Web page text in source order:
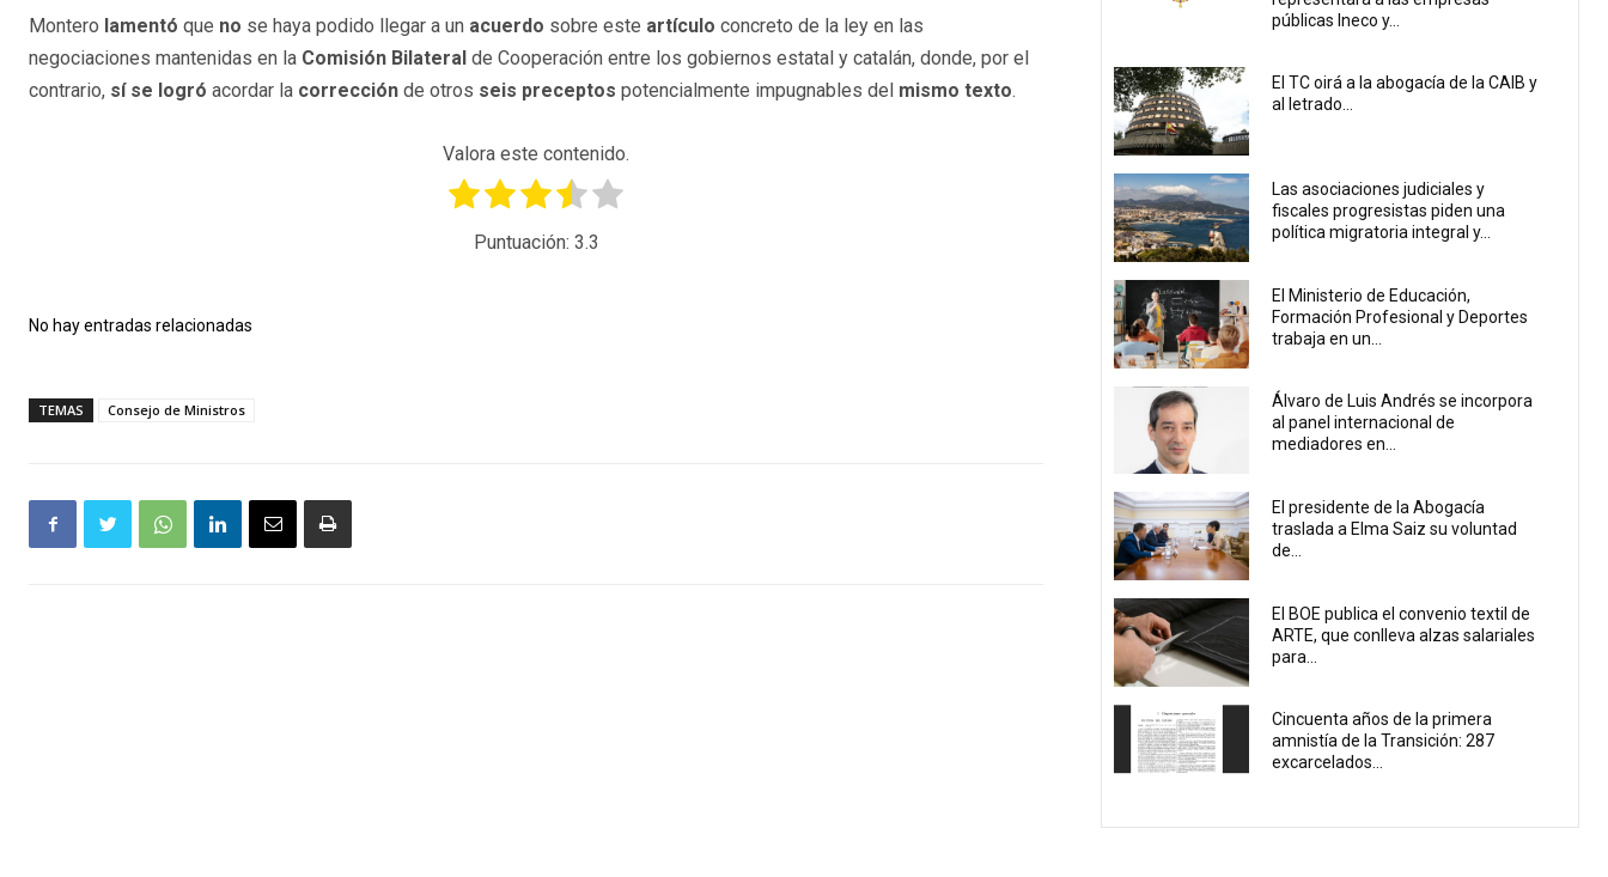
Montero lamentó que no se haya podido llegar a un acuerdo sobre este artículo concreto de la ley en las
negociaciones mantenidas en la Comisión Bilateral de Cooperación entre los gobiernos estatal y catalán, donde, por el
contrario, sí se logró acordar la corrección de otros seis preceptos potencialmente impugnables del mismo texto.
Valora este contenido.
Puntuación: 3.3
No hay entradas relacionadas
TEMAS Consejo de Ministros
públicas Ineco y...
El TC oirá a la abogacía de la CAIB y
al letrado...
Las asociaciones judiciales y
fiscales progresistas piden una
política migratoria integral y...
El Ministerio de Educación,
Formación Profesional y Deportes
trabaja en un...
Álvaro de Luis Andrés se incorpora
al panel internacional de
mediadores en...
El presidente de la Abogacía
traslada a Elma Saiz su voluntad
de...
El BOE publica el convenio textil de
ARTE, que conlleva alzas salariales
para...
Cincuenta años de la primera
amnistía de la Transición: 287
excarcelados...